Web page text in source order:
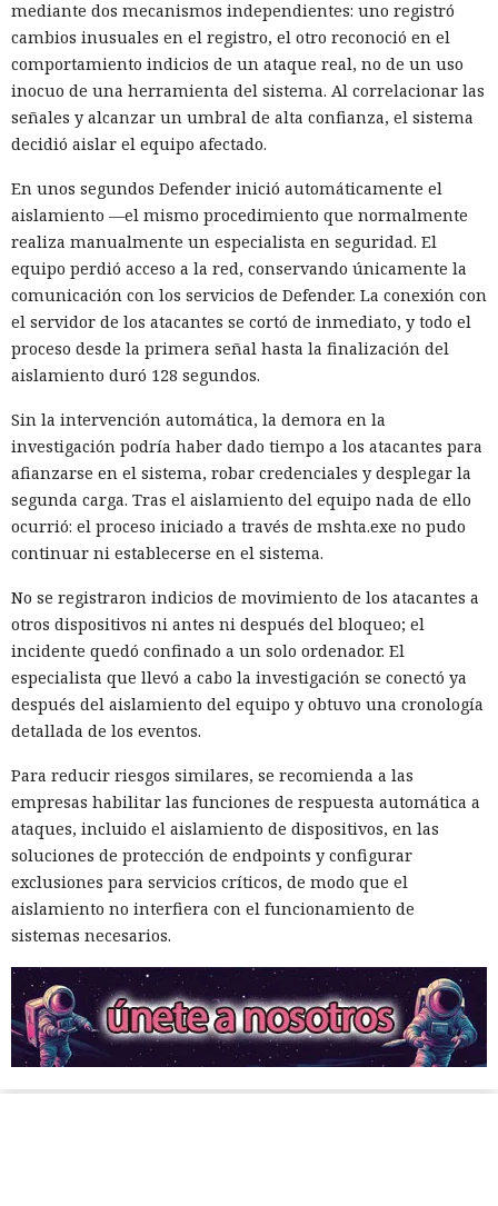
mediante dos mecanismos independientes: uno registró
cambios inusuales en el registro, el otro reconoció en el
comportamiento indicios de un ataque real, no de un uso
inocuo de una herramienta del sistema. Al correlacionar las
señales y alcanzar un umbral de alta confianza, el sistema
decidió aislar el equipo afectado.
En unos segundos Defender inició automáticamente el
aislamiento —el mismo procedimiento que normalmente
realiza manualmente un especialista en seguridad. El
equipo perdió acceso a la red, conservando únicamente la
comunicación con los servicios de Defender. La conexión con
el servidor de los atacantes se cortó de inmediato, y todo el
proceso desde la primera señal hasta la finalización del
aislamiento duró 128 segundos.
Sin la intervención automática, la demora en la
investigación podría haber dado tiempo a los atacantes para
afianzarse en el sistema, robar credenciales y desplegar la
segunda carga. Tras el aislamiento del equipo nada de ello
ocurrió: el proceso iniciado a través de mshta.exe no pudo
continuar ni establecerse en el sistema.
No se registraron indicios de movimiento de los atacantes a
otros dispositivos ni antes ni después del bloqueo; el
incidente quedó confinado a un solo ordenador. El
especialista que llevó a cabo la investigación se conectó ya
después del aislamiento del equipo y obtuvo una cronología
detallada de los eventos.
Para reducir riesgos similares, se recomienda a las
empresas habilitar las funciones de respuesta automática a
ataques, incluido el aislamiento de dispositivos, en las
soluciones de protección de endpoints y configurar
exclusiones para servicios críticos, de modo que el
aislamiento no interfiera con el funcionamiento de
sistemas necesarios.